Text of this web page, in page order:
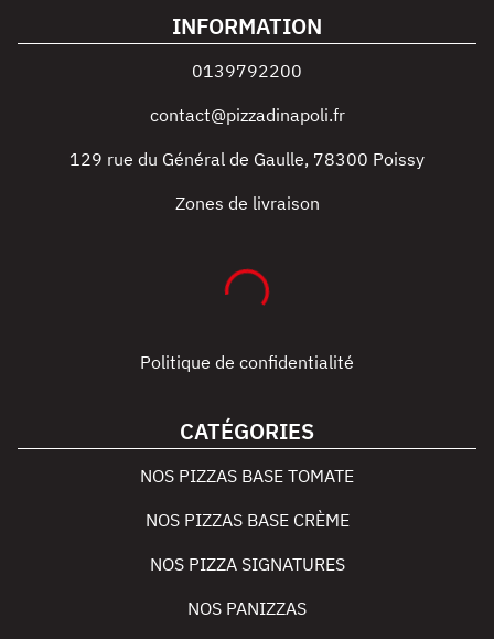
INFORMATION
0139792200
contact@pizzadinapoli.fr
129 rue du Général de Gaulle, 78300 Poissy
Zones de livraison
Politique de confidentialité
CATÉGORIES
NOS PIZZAS BASE TOMATE
NOS PIZZAS BASE CRÈME
NOS PIZZA SIGNATURES
NOS PANIZZAS